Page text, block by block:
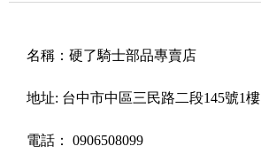
名稱： 硬了騎士部品專賣店
地址: 台中市中區三民路二段145號1樓
電話： 0906508099